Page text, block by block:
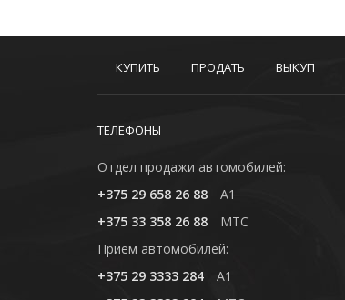
КУПИТЬ ПРОДАТЬ ВЫКУП
ТЕЛЕФОНЫ
Отдел продажи автомобилей:
+375 29 658 26 88
A1
+375 33 358 26 88
MTC
Приём автомобилей:
+375 29 3333 284
A1